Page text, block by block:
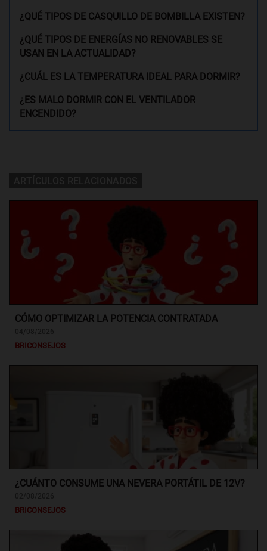
¿QUÉ TIPOS DE CASQUILLO DE BOMBILLA EXISTEN?
¿QUÉ TIPOS DE ENERGÍAS NO RENOVABLES SE
USAN EN LA ACTUALIDAD?
¿CUÁL ES LA TEMPERATURA IDEAL PARA DORMIR?
¿ES MALO DORMIR CON EL VENTILADOR
ENCENDIDO?
CÓMO OPTIMIZAR LA POTENCIA CONTRATADA
BRICONSEJOS
¿CUÁNTO CONSUME UNA NEVERA PORTÁTIL DE 12V?
BRICONSEJOS